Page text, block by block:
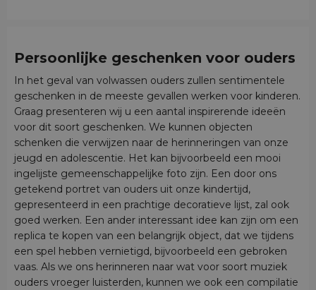
Persoonlijke geschenken voor ouders
In het geval van volwassen ouders zullen sentimentele
geschenken in de meeste gevallen werken voor kinderen.
Graag presenteren wij u een aantal inspirerende ideeën
voor dit soort geschenken. We kunnen objecten
schenken die verwijzen naar de herinneringen van onze
jeugd en adolescentie. Het kan bijvoorbeeld een mooi
ingelijste gemeenschappelijke foto zijn. Een door ons
getekend portret van ouders uit onze kindertijd,
gepresenteerd in een prachtige decoratieve lijst, zal ook
goed werken. Een ander interessant idee kan zijn om een
replica te kopen van een belangrijk object, dat we tijdens
een spel hebben vernietigd, bijvoorbeeld een gebroken
vaas. Als we ons herinneren naar wat voor soort muziek
ouders vroeger luisterden, kunnen we ook een compilatie